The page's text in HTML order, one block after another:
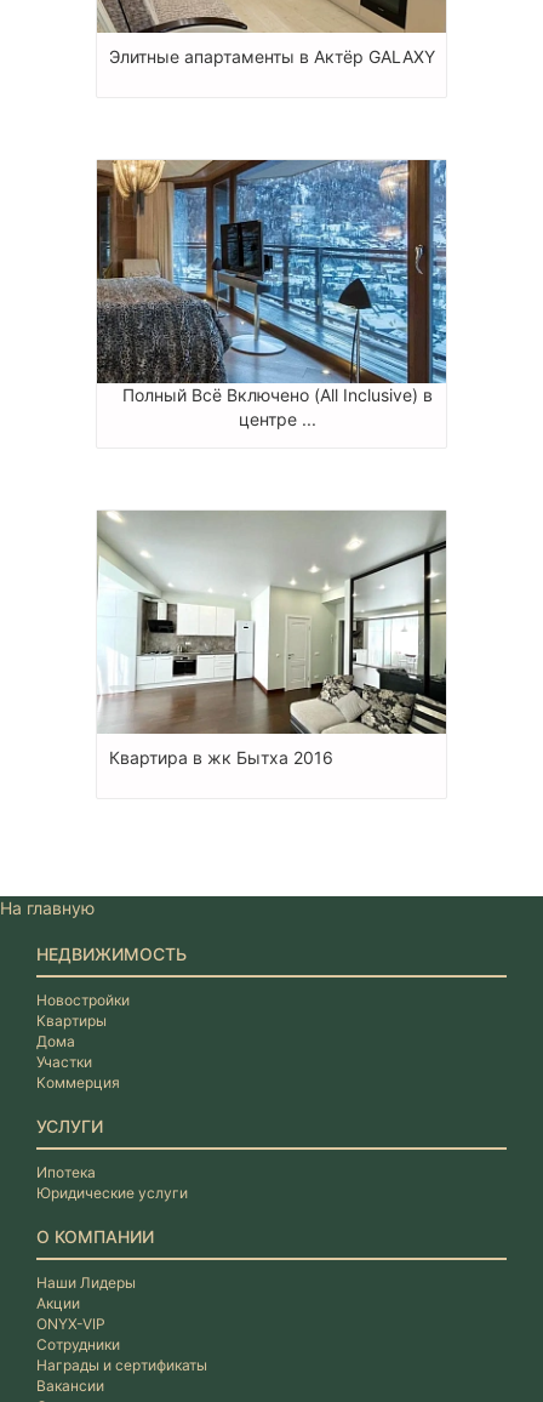
Элитные апартаменты в Актёр GALAXY
Полный Всё Включено (All Inclusive) в
центре ...
Квартира в жк Бытха 2016
На главную
НЕДВИЖИМОСТЬ
Новостройки
Квартиры
Дома
Участки
Коммерция
УСЛУГИ
Ипотека
Юридические услуги
О КОМПАНИИ
Наши Лидеры
Акции
ONYX-VIP
Сотрудники
Награды и сертификаты
Вакансии